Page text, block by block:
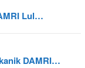
Lul…
DAMRI…